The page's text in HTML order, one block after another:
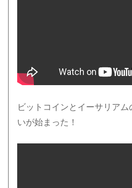
ビットコインとイーサリア
いが始まった！